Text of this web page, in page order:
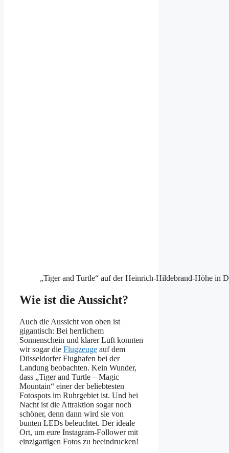
„Tiger and Turtle“ auf der Heinrich-Hildebrand-Höhe in
Wie ist die Aussicht?
Auch die Aussicht von oben ist
gigantisch: Bei herrlichem
Sonnenschein und klarer Luft konnten
wir sogar die Flugzeuge auf dem
Düsseldorfer Flughafen bei der
Landung beobachten. Kein Wunder,
dass „Tiger and Turtle – Magic
Mountain“ einer der beliebtesten
Fotospots im Ruhrgebiet ist. Und bei
Nacht ist die Attraktion sogar noch
schöner, denn dann wird sie von
bunten LEDs beleuchtet. Der ideale
Ort, um eure Instagram-Follower mit
einzigartigen Fotos zu beeindrucken!